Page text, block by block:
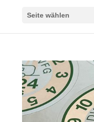
Seite wählen